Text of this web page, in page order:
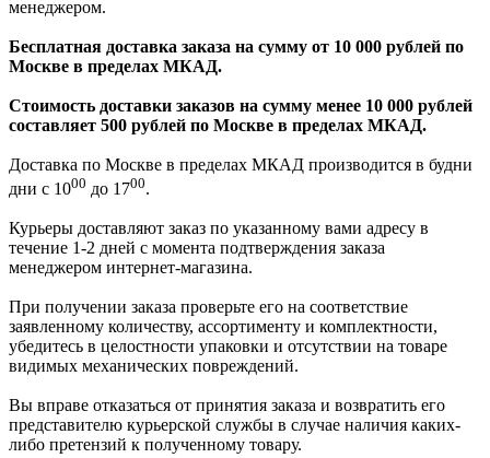
менеджером.
Бесплатная доставка заказа на сумму от 10 000 рублей по
Москве в пределах МКАД.
Стоимость доставки заказов на сумму менее 10 000 рублей
составляет 500 рублей по Москве в пределах МКАД.
Доставка по Москве в пределах МКАД производится в будни
дни с 1000 до 1700.
Курьеры доставляют заказ по указанному вами адресу в
течение 1-2 дней с момента подтверждения заказа
менеджером интернет-магазина.
При получении заказа проверьте его на соответствие
заявленному количеству, ассортименту и комплектности,
убедитесь в целостности упаковки и отсутствии на товаре
видимых механических повреждений.
Вы вправе отказаться от принятия заказа и возвратить его
представителю курьерской службы в случае наличия каких-
либо претензий к полученному товару.